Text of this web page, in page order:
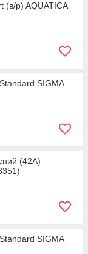
(в/р) AQUATICA
SIGMA
(42A)
SIGMA